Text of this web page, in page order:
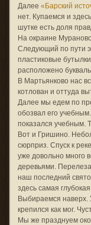
Далее «Барский
нет. Купаемся и
шутке есть доля
На окраине
Следующий по пути
пластиковые
расположено
В Мартьянково нас
котлован и оттуда
Далее мы едем по
обозвал его
показался учебным.
Вот и Гришино.
сюрприз. Спуск к
уже довольно много
деревьями.
наш последний
здесь самая
Выбираемся
крепился как мог.
Мы же празднуем